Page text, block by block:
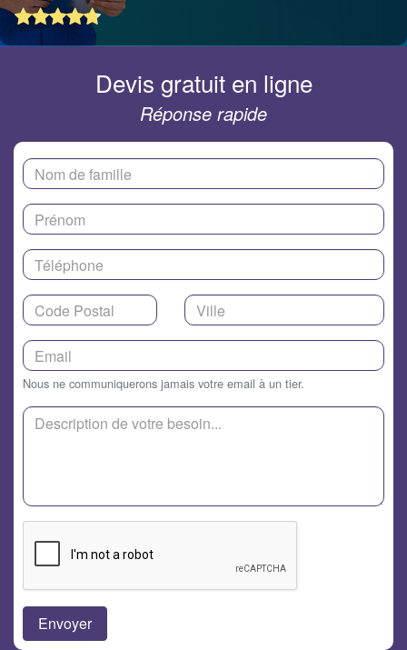
Devis gratuit en ligne
Réponse rapide
Nous ne communiquerons jamais votre email à un tier.